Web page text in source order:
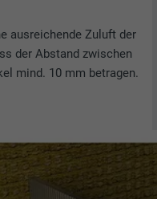
ausreichende Zuluft der
der Abstand zwischen
mind. 10 mm betragen.